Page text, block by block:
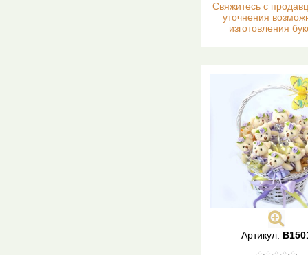
Cвяжитесь с
уточнения
изготовления
Артикул: